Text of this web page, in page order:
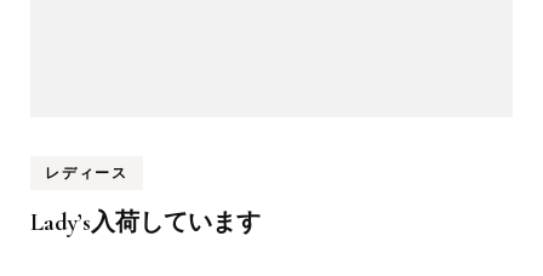
レディース
Lady’s入荷しています